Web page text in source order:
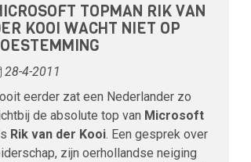
TOPMAN RIK VAN
KOOI WACHT NIET OP
28-4-2011
eerder zat een Nederlander zo
de absolute top van Microsoft
Rik van der Kooi. Een gesprek over
zijn oerhollandse neiging